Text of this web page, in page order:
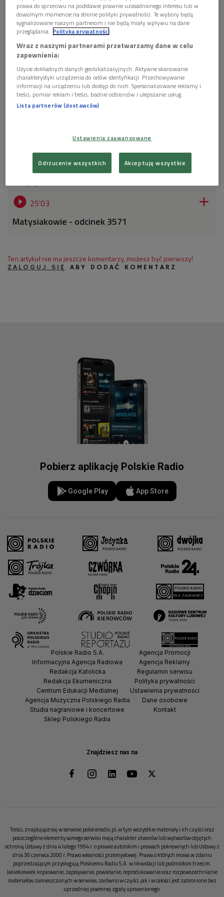
ani chwili wytchnienia. Do tego w domu wciąż
przebywa niespodziewany sublokator - Feliks Burak,
który zamiast pomóc, niechcący staje się przyczyną
poważnego kryzysu małżeńskiego. Przez niego Rysia
wyprowadza się, a Lusia i Piotrek stają przed
trudnym zadaniem: przekonać wuja, że musi coś
zmienić, zanim straci wszystko. Czy Kostek wybierze
lojalność wobec przyjaciela sprzed lat, czy miłość
świeżo poślubionej żony? I czy Feliks naprawdę nie
ma już nic do stracenia? Autor: Cezary Łazarewicz.
Teresa Skoczylas. Obsada: Zdzisław Wardejn, Paweł
Michał Sitarski
 25'03 
Matysiakowie - odcinek 3571
Ten artykuł nie ma jeszcze komentarzy, możesz być pierwszy!
ZALOGUJ SIĘ ABY DODAĆ KOMENTARZ
Pobierz aplikację Polskie Radio
Google Play App Store
Znajdziesz nas na
Polskie Radio S.A.
Informacyjna Agencja Radiowa
Redakcja Katolicka
Redakcja Ekumeniczna
Centrum Edukacji Medialnej
Agencja Muzyczna Polskiego Radia
Studia nagraniowe i koncertowe
Sklep Polskiego Radia
Agencja Promocji
Agencja Reklamy
Regulamin serwisu
Polityka prywatności
Ustawienia prywatności
Dane osobowe
Kontakt
Treści, znajdujące się w serwisie polskieradio.pl, w tym wszystkie materiały i ich części oraz
poszczególne elementy samego serwisu mają charakter utworów lub wytworów objętych
ochroną Ustawy z dnia 4 lutego 1994 r. o prawie autorskim i prawach pokrewnych lub Ustawy z
dnia 30 czerwca 2000 r. Prawo własności przemysłowej. Prawa o których mowa w zdaniu
poprzedzającym przysługują Polskiemu Radiu S.A. w likwidacji lub podmiotom trzecim.
Jakiekolwiek kopiowanie, zapisywanie, powielanie, reprodukowanie oraz rozpowszechnianie
materiałów zamieszczonych w serwisie, zarówno w części, jak i w całości jest zabronione bez
uprzedniej pisemnej zgody uprawnionego.
prawa do sprzeciwu na podstawie prawnie uzasadnionego interesu lub w
dowolnym momencie na stronie polityki prywatności. Te wybory będą
sygnalizowane naszym partnerom i nie będą miały wpływu na dane
przeglądania. Polityka prywatności
Wraz z naszymi partnerami przetwarzamy dane w celu
zapewnienia:
Użycie dokładnych danych geolokalizacyjnych. Aktywne skanowanie
charakterystyki urządzenia do celów identyfikacji. Przechowywanie
informacji na urządzeniu lub dostęp do nich. Spersonalizowane reklamy i
treści, pomiar reklam i treści, badnie odbiorców i ulepszanie usług.
Lista partnerów (dostawców)
Ustawienia zaawansowane
Odrzucenie wszystkich Akceptuję wszystkie